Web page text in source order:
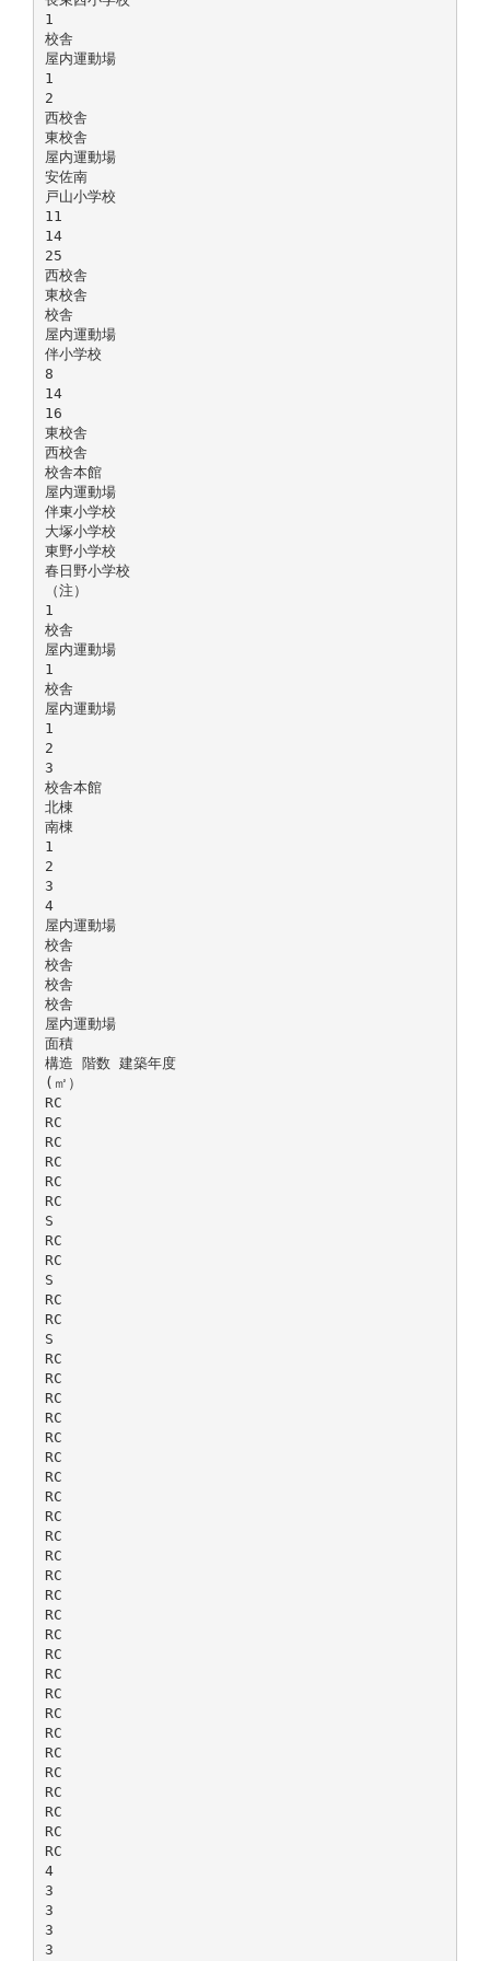
1
校舎
屋内運動場
1
2
西校舎
東校舎
屋内運動場
安佐南
戸山小学校
11
14
25
西校舎
東校舎
校舎
屋内運動場
伴小学校
8
14
16
東校舎
西校舎
校舎本館
屋内運動場
伴東小学校
大塚小学校
東野小学校
春日野小学校
（注）
1
校舎
屋内運動場
1
校舎
屋内運動場
1
2
3
校舎本館
北棟
南棟
1
2
3
4
屋内運動場
校舎
校舎
校舎
校舎
屋内運動場
面積
構造 階数 建築年度
(㎡）
RC
RC
RC
RC
RC
RC
S
RC
RC
S
RC
RC
S
RC
RC
RC
RC
RC
RC
RC
RC
RC
RC
RC
RC
RC
RC
RC
RC
RC
RC
RC
RC
RC
RC
RC
RC
RC
RC
4
3
3
3
3